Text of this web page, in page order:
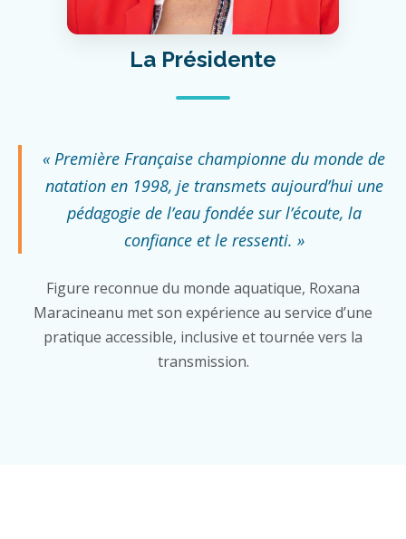
La Présidente
« Première Française championne du monde de
natation en 1998, je transmets aujourd’hui une
pédagogie de l’eau fondée sur l’écoute, la
confiance et le ressenti. »
Figure reconnue du monde aquatique, Roxana
Maracineanu met son expérience au service d’une
pratique accessible, inclusive et tournée vers la
transmission.